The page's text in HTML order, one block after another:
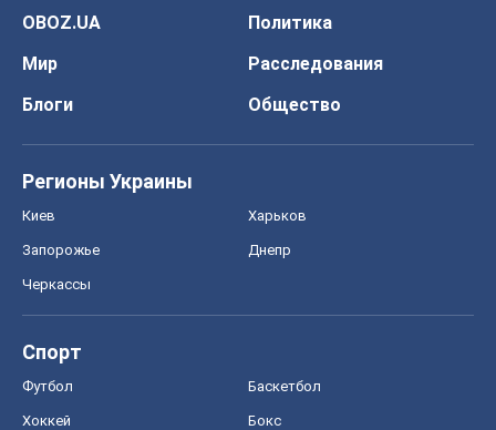
OBOZ.UA
Политика
Мир
Расследования
Блоги
Общество
Регионы Украины
Киев Харьков
Запорожье Днепр
Черкассы
Спорт
Футбол Баскетбол
Хоккей Бокс